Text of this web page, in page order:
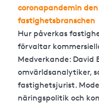
coronapandemin
fastighetsbranschen
Hur påverkas
förvaltar
Medverkande: David
omvärldsanalytiker,
fastighetsjurist.
näringspolitik och